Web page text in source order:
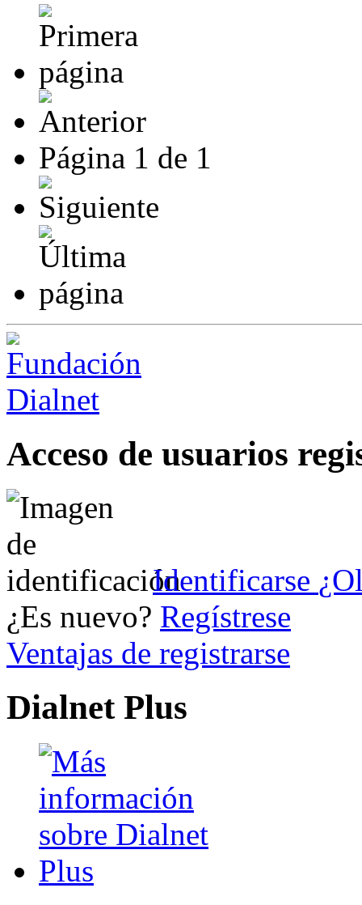
Página 1 de 1
Acceso de usuarios
Identificarse
¿Es nuevo? Regístrese
Ventajas de registrarse
Dialnet Plus